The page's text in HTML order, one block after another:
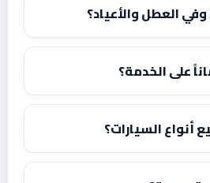
العطل والأعياد؟
على الخدمة؟
السيارات؟